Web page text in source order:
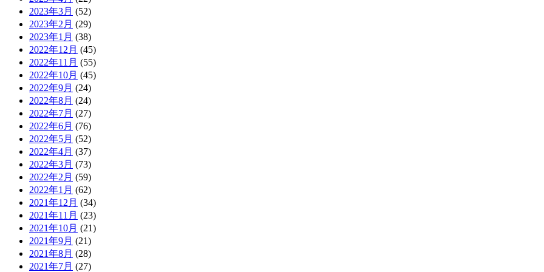
2023年3月 (52)
2023年2月 (29)
2023年1月 (38)
2022年12月 (45)
2022年11月 (55)
2022年10月 (45)
2022年9月 (24)
2022年8月 (24)
2022年7月 (27)
2022年6月 (76)
2022年5月 (52)
2022年4月 (37)
2022年3月 (73)
2022年2月 (59)
2022年1月 (62)
2021年12月 (34)
2021年11月 (23)
2021年10月 (21)
2021年9月 (21)
2021年8月 (28)
2021年7月 (27)